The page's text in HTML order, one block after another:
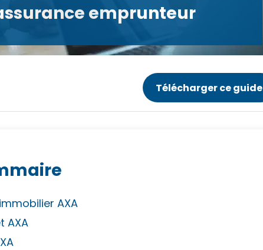
emprunteur
Télécharger ce guide
AXA
AXA